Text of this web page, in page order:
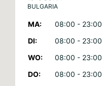
BULGARIA
MA:
08:00 - 23:00
DI:
08:00 - 23:00
WO:
08:00 - 23:00
DO:
08:00 - 23:00